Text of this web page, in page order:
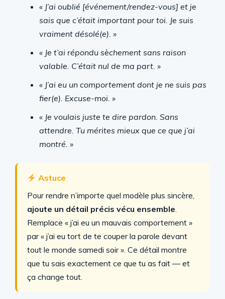
« J’ai oublié [événement/rendez-vous] et je
sais que c’était important pour toi. Je suis
vraiment désolé(e). »
« Je t’ai répondu sèchement sans raison
valable. C’était nul de ma part. »
« J’ai eu un comportement dont je ne suis pas
fier(e). Excuse-moi. »
« Je voulais juste te dire pardon. Sans
attendre. Tu mérites mieux que ce que j’ai
montré. »
Astuce
Pour rendre n’importe quel modèle plus sincère,
ajoute un détail précis vécu ensemble.
Remplace « j’ai eu un mauvais comportement »
par « j’ai eu tort de te couper la parole devant
tout le monde samedi soir ». Ce détail montre
que tu sais exactement ce que tu as fait — et
ça change tout.